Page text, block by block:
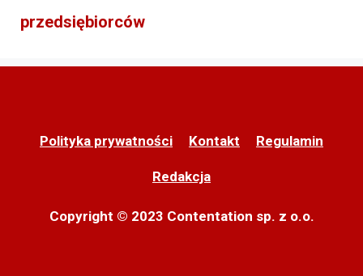
przedsiębiorców
Polityka prywatności Kontakt Regulamin
Redakcja
Copyright © 2023 Contentation sp. z o.o.